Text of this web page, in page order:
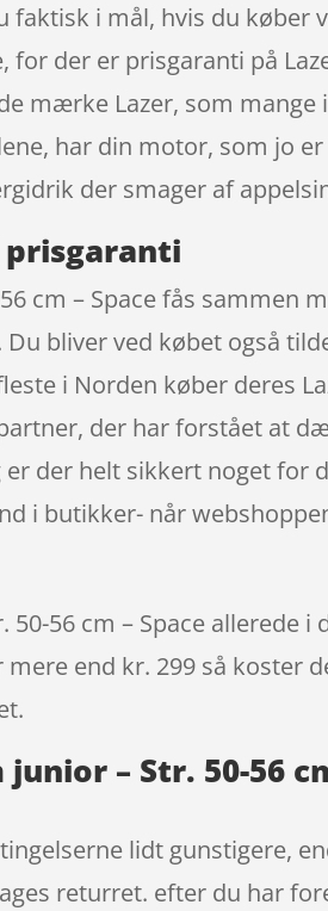
faktisk i mål, hvis du køber
der er prisgaranti på
mærke Lazer, som
har din motor, som jo
der smager af
cm – Space fås sammen
bliver ved købet også
i Norden køber deres
der har forstået at
der helt sikkert noget for
i butikker- når
56 cm – Space allerede i
end kr. 299 så koster
– Str. 50-56
lidt gunstigere,
returret. efter du har